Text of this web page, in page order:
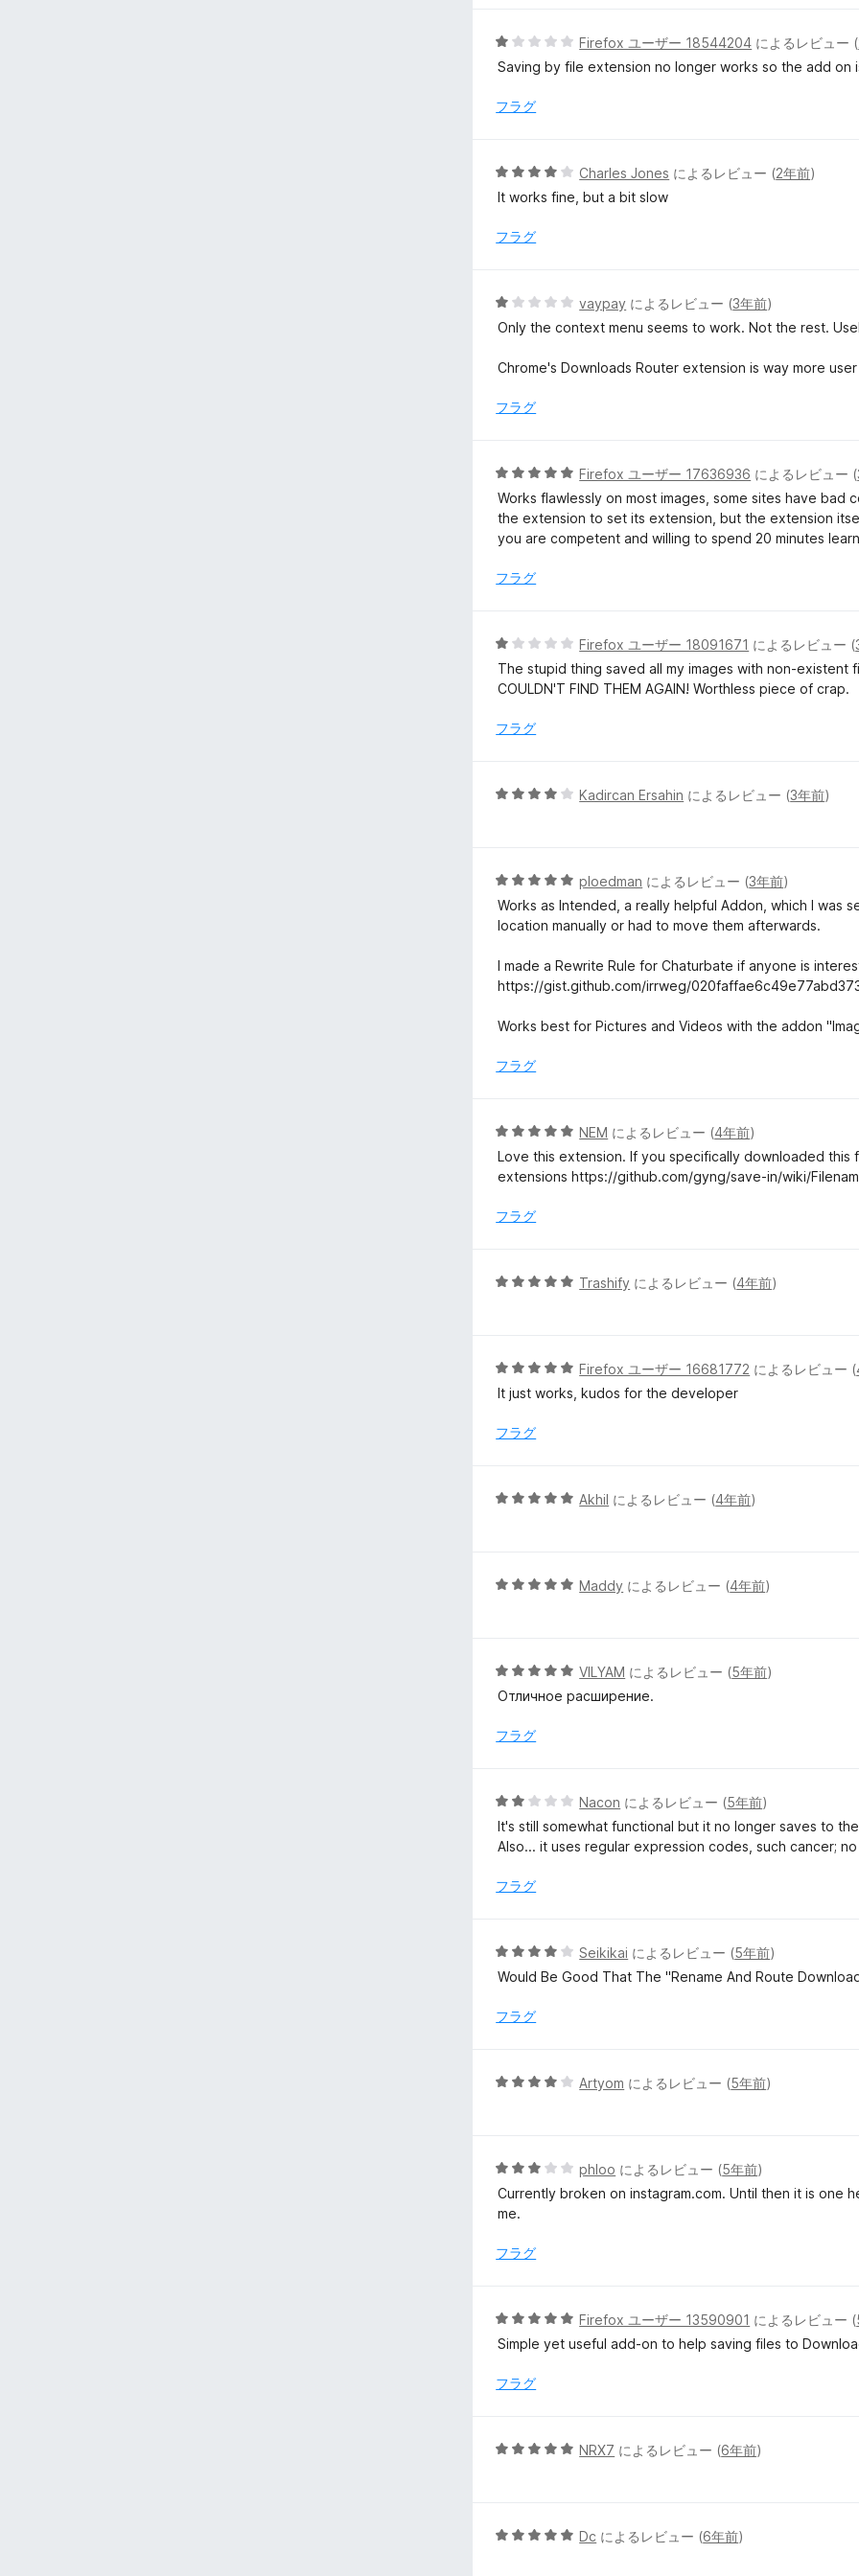
5
段
中
評
価
Firefox ユーザー 18544204 によるレビュー (
Saving by file extension no longer works so the add on
フラグ
5
段
中
評
価
Charles Jones によるレビュー (2年前)
It works fine, but a bit slow
フラグ
5
段
中
の
vaypay によるレビュー (3年前)
Only the context menu seems to work. Not the rest.
Chrome's Downloads Router extension is way more
フラグ
5
段
階
中
の
Firefox ユーザー 17636936 によるレビュー (
Works flawlessly on most images, some sites have
the extension to set its extension, but the extension
you are competent and willing to spend 20 minutes
フラグ
5
段
階
1
価
Firefox ユーザー 18091671 によるレビュー (
The stupid thing saved all my images with non-existent
COULDN'T FIND THEM AGAIN! Worthless piece of crap.
フラグ
5
4
評
価
Kadircan Ersahin によるレビュー (3年前)
5
段
階
5
の
価
ploedman によるレビュー (3年前)
Works as Intended, a really helpful Addon, which I was
location manually or had to move them afterwards.
I made a Rewrite Rule for Chaturbate if anyone is
https://gist.github.com/irrweg/
Works best for Pictures and Videos with the addon
フラグ
5
段
階
5
価
NEM によるレビュー (4年前)
Love this extension. If you specifically downloaded
extensions https://github.com/gyng/save-in/wiki/
フラグ
5
5
評
Trashify によるレビュー (4年前)
5
段
中
評
価
Firefox ユーザー 16681772 によるレビュー (
It just works, kudos for the developer
フラグ
5
5
Akhil によるレビュー (4年前)
5
5
評
Maddy によるレビュー (4年前)
5
段
中
評
価
VILYAM によるレビュー (5年前)
Отличное расширение.
フラグ
5
段
階
2
価
Nacon によるレビュー (5年前)
It's still somewhat functional but it no longer saves to
Also... it uses regular expression codes, such cancer;
フラグ
5
段
中
評
価
Seikikai によるレビュー (5年前)
Would Be Good That The "Rename And Route
フラグ
5
4
評
価
Artyom によるレビュー (5年前)
5
段
階
3
価
phloo によるレビュー (5年前)
Currently broken on instagram.com. Until then it is one
me.
フラグ
5
段
中
評
価
Firefox ユーザー 13590901 によるレビュー (
Simple yet useful add-on to help saving files to
フラグ
5
5
NRX7 によるレビュー (6年前)
5
Dc によるレビュー (6年前)